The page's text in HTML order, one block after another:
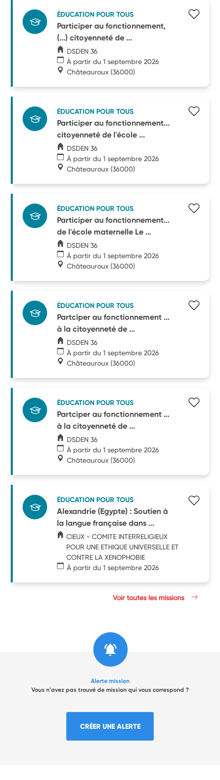
ÉDUCATION POUR TOUS
Participer au fonctionnement,
(...) citoyenneté de ...
DSDEN 36
À partir du 1 septembre 2026
Châteauroux (36000)
ÉDUCATION POUR TOUS
Participer au fonctionnement...
citoyenneté de l'école ...
DSDEN 36
À partir du 1 septembre 2026
Châteauroux (36000)
ÉDUCATION POUR TOUS
Participer au fonctionnement...
de l'école maternelle Le ...
DSDEN 36
À partir du 1 septembre 2026
Châteauroux (36000)
ÉDUCATION POUR TOUS
Partciper au fonctionnement ...
à la citoyenneté de ...
DSDEN 36
À partir du 1 septembre 2026
Châteauroux (36000)
ÉDUCATION POUR TOUS
Partciper au fonctionnement ...
à la citoyenneté de ...
DSDEN 36
À partir du 1 septembre 2026
Châteauroux (36000)
ÉDUCATION POUR TOUS
Alexandrie (Egypte) : Soutien à
la langue française dans ...
CIEUX - COMITE INTERRELIGIEUX
POUR UNE ETHIQUE UNIVERSELLE ET
CONTRE LA XENOPHOBIE
À partir du 1 septembre 2026
Voir toutes les missions
Alerte mission
Vous n'avez pas trouvé de mission qui vous correspond ?
CRÉER UNE ALERTE